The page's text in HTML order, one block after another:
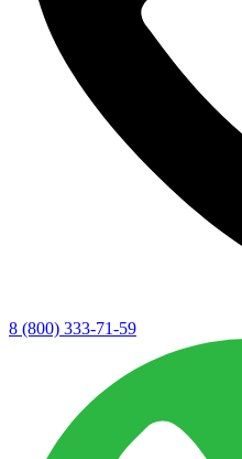
8 (800) 333-71-59